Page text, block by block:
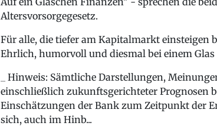
Altersvorsorgegesetz.
Für alle, die tiefer am Kapitalmarkt einsteigen
Ehrlich, humorvoll und diesmal bei einem Glas
_ Hinweis: Sämtliche Darstellungen,
einschließlich zukunftsgerichteter Prognosen
Einschätzungen der Bank zum Zeitpunkt der
sich, auch im Hinb...